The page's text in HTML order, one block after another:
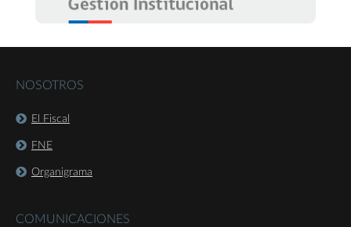
NOSOTROS
El Fiscal
FNE
Organigrama
COMUNICACIONES